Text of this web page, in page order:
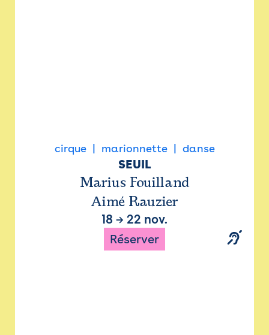
cirque marionnette danse
SEUIL
Marius Fouilland
Aimé Rauzier
18 → 22 nov.
Réserver